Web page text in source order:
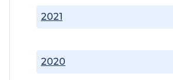
2020
2021